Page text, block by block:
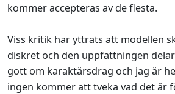
kommer accepteras av de flesta.
Viss kritik har yttrats att modellen
diskret och den uppfattningen
gott om karaktärsdrag och jag är
ingen kommer att tveka vad det är